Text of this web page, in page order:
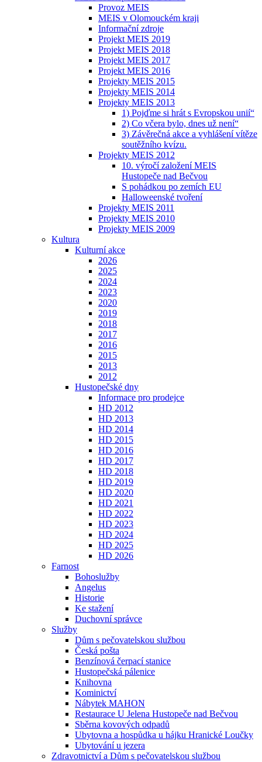
Provoz MEIS
MEIS v Olomouckém kraji
Informační zdroje
Projekt MEIS 2019
Projekt MEIS 2018
Projekt MEIS 2017
Projekt MEIS 2016
Projekty MEIS 2015
Projekty MEIS 2014
Projekty MEIS 2013
1) Pojďme si hrát s Evropskou unií“
2) Co včera bylo, dnes už není“
3) Závěrečná akce a vyhlášení vítěze
soutěžního kvízu.
Projekty MEIS 2012
10. výročí založení MEIS
Hustopeče nad Bečvou
S pohádkou po zemích EU
Halloweenské tvoření
Projekty MEIS 2011
Projekty MEIS 2010
Projekty MEIS 2009
Kultura
Kulturní akce
2026
2025
2024
2023
2020
2019
2018
2017
2016
2015
2013
2012
Hustopečské dny
Informace pro prodejce
HD 2012
HD 2013
HD 2014
HD 2015
HD 2016
HD 2017
HD 2018
HD 2019
HD 2020
HD 2021
HD 2022
HD 2023
HD 2024
HD 2025
HD 2026
Farnost
Bohoslužby
Angelus
Historie
Ke stažení
Duchovní správce
Služby
Dům s pečovatelskou službou
Česká pošta
Benzínová čerpací stanice
Hustopečská pálenice
Knihovna
Kominictví
Nábytek MAHON
Restaurace U Jelena Hustopeče nad Bečvou
Sběrna kovových odpadů
Ubytovna a hospůdka u hájku Hranické Loučky
Ubytování u jezera
Zdravotnictví a Dům s pečovatelskou službou